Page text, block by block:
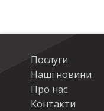
Послуги
Наші новини
Про нас
Контакти